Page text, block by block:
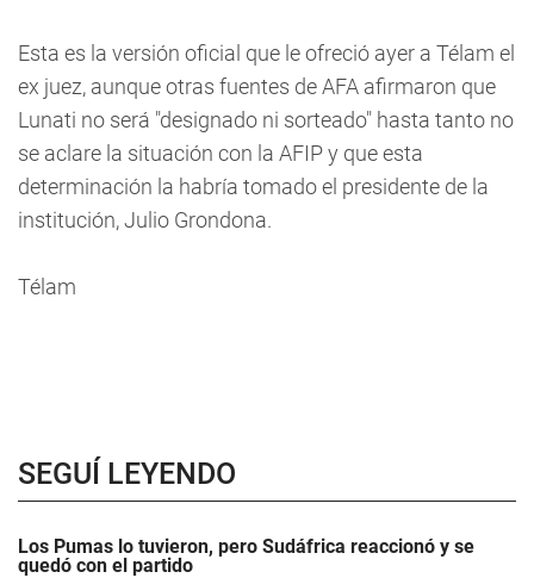
Esta es la versión oficial que le ofreció ayer a Télam el
ex juez, aunque otras fuentes de AFA afirmaron que
Lunati no será "designado ni sorteado" hasta tanto no
se aclare la situación con la AFIP y que esta
determinación la habría tomado el presidente de la
institución, Julio Grondona.
Télam
SEGUÍ LEYENDO
Los Pumas lo tuvieron, pero Sudáfrica reaccionó y se
quedó con el partido